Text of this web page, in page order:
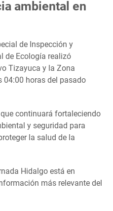
ambiental en
de Inspección y
de Ecología realizó
Tizayuca y la Zona
04:00 horas del pasado
continuará fortaleciendo
y seguridad para
la salud de la
Hidalgo está en
más relevante del